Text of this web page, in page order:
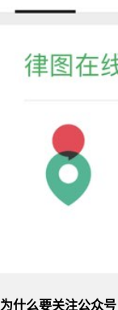
为什么要关注公众号